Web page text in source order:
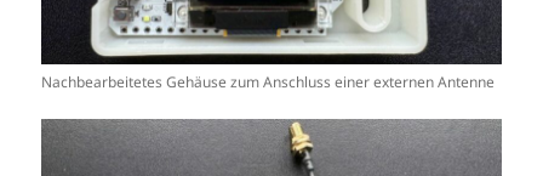
Nachbearbeitetes Gehäuse zum Anschluss einer externen Antenne